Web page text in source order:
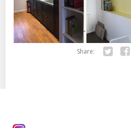
Share: